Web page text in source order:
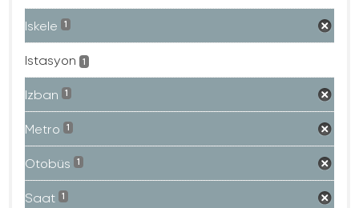
Iskele 1
Istasyon 1
Izban 1
Metro 1
Otobüs 1
Saat 1